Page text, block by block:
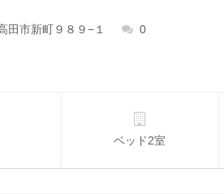
田市新町９８９−１ 0
ベッド2室